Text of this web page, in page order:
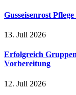
Gusseisenrost
13. Juli 2026
Erfolgreich
Vorbereitung
12. Juli 2026